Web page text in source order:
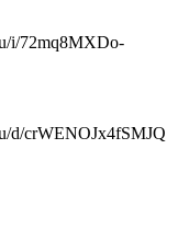
i/72mq8MXDo-
d/crWENOJx4fSMJQ